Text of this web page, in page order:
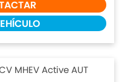
MHEV Active AUT